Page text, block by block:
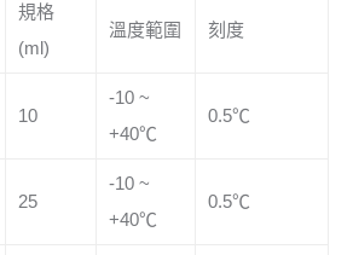
規格
(ml)
溫度範圍 刻度
10
-10 ~
+40℃
0.5℃
25
-10 ~
+40℃
0.5℃